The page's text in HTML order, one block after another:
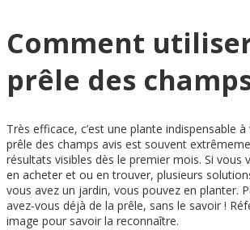
Comment
prêle des
Très efficace, c’est une plante indispensable
prêle des champs avis est souvent
résultats visibles dès le premier mois. Si vous
en acheter et ou en trouver, plusieurs
vous avez un jardin, vous pouvez en planter.
avez-vous déjà de la prêle, sans le savoir !
image pour savoir la reconnaître.